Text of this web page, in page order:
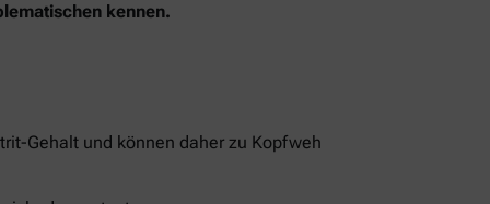
kennen.
Gehalt und können daher zu Kopfweh